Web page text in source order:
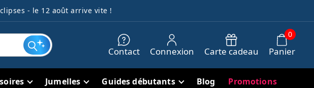
- le 12 août arrive vite !
Contact Connexion Carte cadeau Panier
0
Jumelles Guides débutants Blog Promotions